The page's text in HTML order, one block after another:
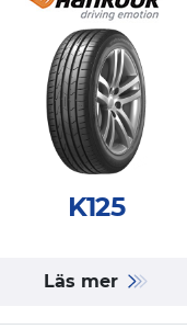
K125
Läs mer